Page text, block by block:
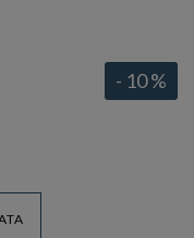
- 10 %